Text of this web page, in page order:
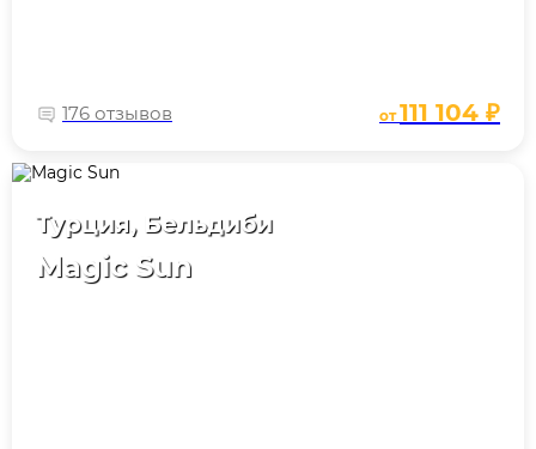
176 отзывов от111 104 ₽
Турция, Бельдиби
Magic Sun